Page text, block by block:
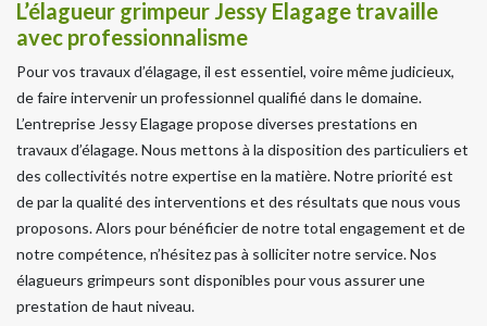
L’élagueur grimpeur Jessy Elagage travaille
avec professionnalisme
Pour vos travaux d’élagage, il est essentiel, voire même judicieux,
de faire intervenir un professionnel qualifié dans le domaine.
L’entreprise Jessy Elagage propose diverses prestations en
travaux d’élagage. Nous mettons à la disposition des particuliers et
des collectivités notre expertise en la matière. Notre priorité est
de par la qualité des interventions et des résultats que nous vous
proposons. Alors pour bénéficier de notre total engagement et de
notre compétence, n’hésitez pas à solliciter notre service. Nos
élagueurs grimpeurs sont disponibles pour vous assurer une
prestation de haut niveau.